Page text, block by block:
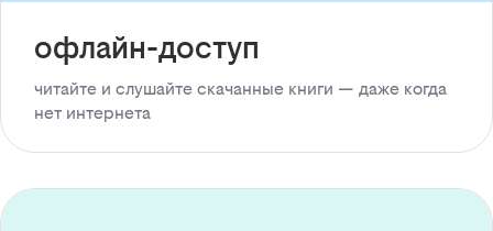
офлайн-доступ
читайте и слушайте скачанные книги — даже когда
нет интернета